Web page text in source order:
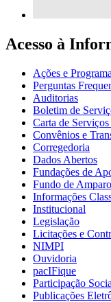
Acesso à
Ações e
Perguntas
Auditorias
Boletim de
Carta de
Convênios e
Corregedoria
Dados Abertos
Fundações de
Fundo de
Informações
Institucional
Legislação
Licitações e
NIMPI
Ouvidoria
pacIFique
Participação
Publicações